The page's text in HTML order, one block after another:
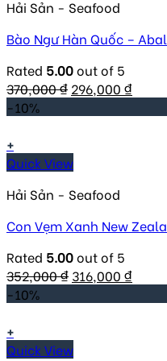
Hải Sản - Seafood
Bào Ngư Hàn Quốc –
Rated 5.00out of 5
370,000₫ Original
296,000 ₫
-10%
+
Quick View
Hải Sản - Seafood
Con Vẹm Xanh New
Rated 5.00out of 5
352,000₫ Original
316,000 ₫
-10%
+
Quick View